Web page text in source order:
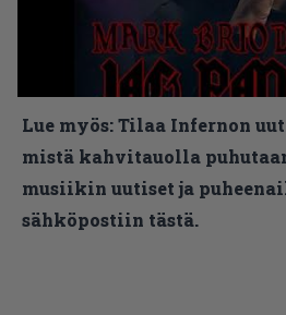
Lue myös:Tilaa Infernon
mistä kahvitauolla
musiikin uutiset ja
sähköpostiin tästä.